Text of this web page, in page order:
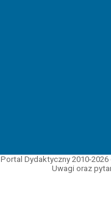
Portal Dydaktyczny 2010-
Uwagi oraz